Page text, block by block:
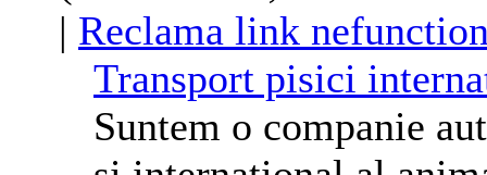
| Reclama link
Transport pisici
Suntem o companie